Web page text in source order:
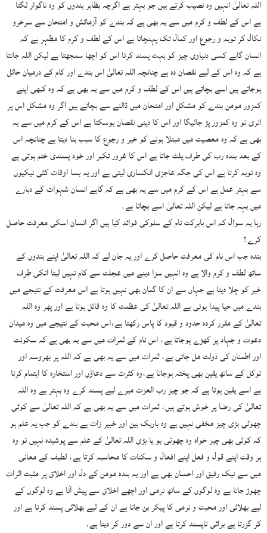
اللہ تعالیٰ انہیں وہ نصیب کرتے ہیں جو بہتر ہے اگرچہ بظاہر بندوں کو وہ ناگوار لگتا
ہے اس کے لطف و کرم میں سے یہ بھی ہے کہ بندے کو آزمائش و امتحان سے سرخرو
نکال کر توبہ و رجوع اور کمال تک پہنچاتا ہے اس کے لطف و کرم کا مظہر ہے کہ
انسان گاہے کسی دنیاوی چیز کو بہت پسند کرتا اس کو اچھا سمجھتا ہے لیکن اللہ جانتا
ہے کہ وہ اس کے لیے نقصان دہ ہے چنانچہ اللہ تعالیٰ اس بندے اور کام کے درمیان حائل
ہوجاتے ہیں اسے بچاتے ہیں اس کے لطف و کرم میں سے یہ بھی ہے کہ وہ کبھی اپنے
کمزور مومن بندے کو مشکل اور امتحان میں ڈالنے سے بچاتے ہیں اگر وہ مشکل اس پر
اتری تو وہ کمزور پڑ جائیگا اور اس کا دینی نقصان ہوسکتا ہے اس کے کرم میں سے یہ
بھی ہے کہ وہ معصیت میں مبتلا ہونے کو خیر و رجوع کا سبب بنا دیتا ہے چنانچہ اس
کے بعد بندہ رب کی طرف پلٹ جاتا ہے اس کا غرور تکبر اور خود پسندی ختم ہوتی ہے
وہ توبہ کرتا ہے اس کی جگہ عاجزی انکساری لیتی ہے اور یہ بسا اوقات کئی نیکیوں
سے بہتر عمل ہے اس کے کرم میں سے یہ بھی ہے کہ گاہے انسان شہوات کے دہارے
میں بہہ جاتا ہے لیکن اللہ تعالیٰ اسے بچاتا ہے.
رہا یہ سوال کہ اس بابرکت نام کے سلوکی فوائد کیا ہیں اگر انسان اسکی معرفت حاصل
کرے؟
بندہ جب اس نام کی معرفت حاصل کرے اور یہ جان لے کہ اللہ تعالیٰ اپنے بندوں کے
ساتھ لطف و کرم والا ہے وہ انہیں سزا دینے میں عجلت سے کام نہیں لیتا انکی طرف
خیر کو چلا دیتا ہے جہاں سے ان کا گمان بھی نہیں ہوتا ہے اس معرفت کے نتیجے میں
بندے میں حیا پیدا ہوتی ہے اللہ تعالیٰ کی عظمت کا وہ قائل ہوتا ہے اور پھر وہ اللہ
تعالیٰ کے مقرر کردہ حدود و قیود کا پاس رکھتا ہے،اس محبت کے نتیجے میں وہ میدان
دعوت و جہاد پر کھڑے ہوجاتا ہے، اس نام کے ثمرات میں سے یہ بھی ہے کہ سکونت
اور اطمنان کی دولت مل جاتی ہے، ثمرات میں سے یہ بھی ہے کہ اللہ پر بھروسہ اور
توکل کے ساتھ یقین بھی پختہ ہوجاتا ہے،وہ کثرت سے دعاؤں اور استخارہ کا اہتمام کرتا
ہے اسے یقین ہوتا ہے کہ جو چیز رب العزت میرے لیے پسند کرے وہ بہتر ہے وہ اللہ
تعالیٰ کی رضا پر خوش ہوتے ہیں، ثمرات میں سے یہ بھی ہے کہ اللہ تعالیٰ سے کوئی
چھوٹی بڑی چیز مخفی نہیں ہے وہ باریک بین اور خبیر زات ہے بندے کو جب یہ علم ہو
کہ کوئی بھی چیز خواہ وہ چھوٹی ہو یا بڑی اللہ تعالیٰ کے علم سے پوشیدہ نہیں تو وہ
ہر وقت اپنے قول و فعل اپنے افعال و سکنات کا محاسبہ کرتا ہے، لطیف کے معانی
میں سے نیک رفیق اور احسان بھی ہے اور یہ بندہ مومن کے دل اور اخلاق پر مثبت اثرات
چھوڑ جاتا ہے وہ لوگوں کے ساتھ نرمی اور اچھے اخلاق سے پیش آتا ہے وہ لوگوں کے
لیے بھلائی اور محبت و نرمی کا پیکر بن جاتا ہے ان کے لیے بھلائی پسند کرتا ہے اور
کر گزرتا ہے برائی ناپسند کرتا ہے اور ان سے دور کر دیتا ہے.